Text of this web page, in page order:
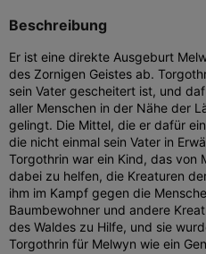
Beschreibung
Er ist eine direkte Ausgeburt
des Zornigen Geistes ab.
sein Vater gescheitert ist, und
aller Menschen in der Nähe der
gelingt. Die Mittel, die er dafür
die nicht einmal sein Vater in
Torgothrin war ein Kind, das von
dabei zu helfen, die Kreaturen
ihm im Kampf gegen die
Baumbewohner und andere
des Waldes zu Hilfe, und sie
Torgothrin für Melwyn wie ein